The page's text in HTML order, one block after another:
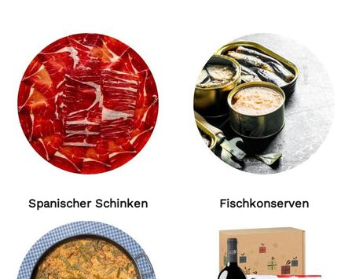
Spanischer Schinken Fischkonserven